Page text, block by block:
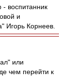
- воспитанник
и
Игорь Корнеев.
или
чем перейти к